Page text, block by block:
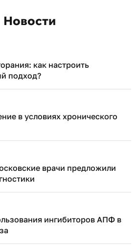
Новости
как настроить
подход?
в условиях хронического
врачи предложили
ингибиторов АПФ в